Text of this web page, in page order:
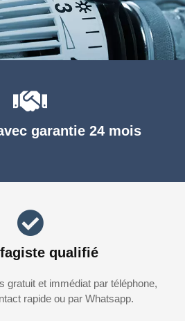
garantie 24 mois
qualifié
gratuit et immédiat par téléphone,
rapide ou par Whatsapp.